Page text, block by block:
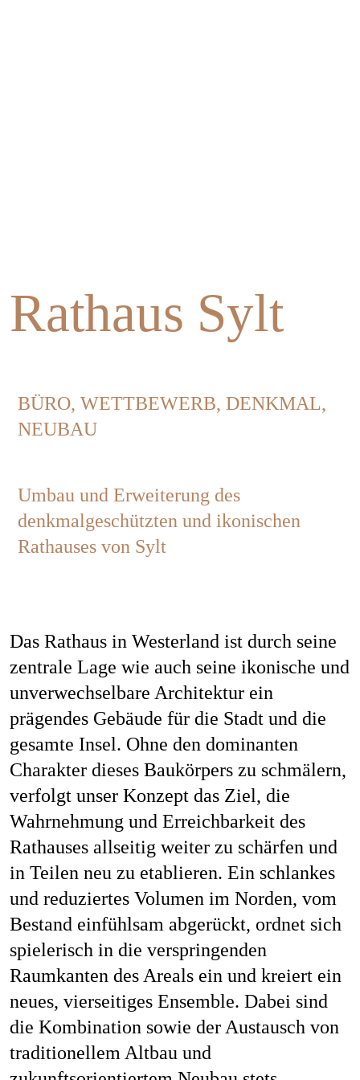
Themen
Jobs
Kontakt
Datenschutz
Rathaus Sylt
BÜRO, WETTBEWERB, DENKMAL,
NEUBAU
Umbau und Erweiterung des
denkmalgeschützten und ikonischen
Rathauses von Sylt
Das Rathaus in Westerland ist durch seine
zentrale Lage wie auch seine ikonische und
unverwechselbare Architektur ein
prägendes Gebäude für die Stadt und die
gesamte Insel. Ohne den dominanten
Charakter dieses Baukörpers zu schmälern,
verfolgt unser Konzept das Ziel, die
Wahrnehmung und Erreichbarkeit des
Rathauses allseitig weiter zu schärfen und
in Teilen neu zu etablieren. Ein schlankes
und reduziertes Volumen im Norden, vom
Bestand einfühlsam abgerückt, ordnet sich
spielerisch in die verspringenden
Raumkanten des Areals ein und kreiert ein
neues, vierseitiges Ensemble. Dabei sind
die Kombination sowie der Austausch von
traditionellem Altbau und